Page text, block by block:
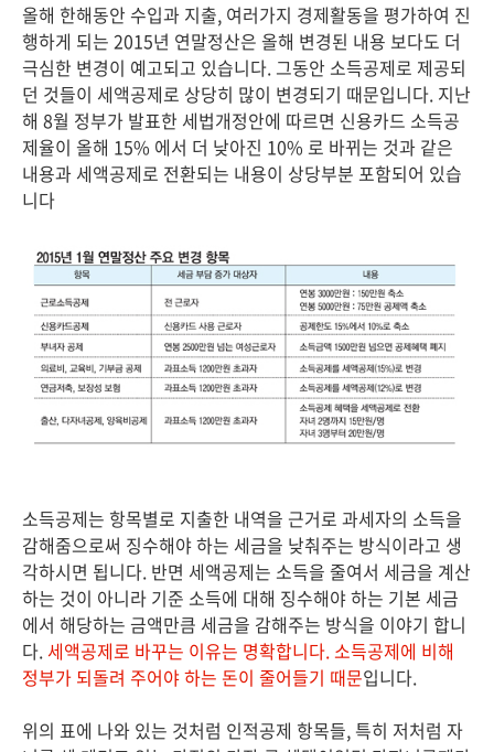
올해 한해동안 수입과 지출, 여러가지 경제활동을 평가하여 진
행하게 되는 2015년 연말정산은 올해 변경된 내용 보다도 더
극심한 변경이 예고되고 있습니다. 그동안 소득공제로 제공되
던 것들이 세액공제로 상당히 많이 변경되기 때문입니다. 지난
해 8월 정부가 발표한 세법개정안에 따르면 신용카드 소득공
제율이 올해 15% 에서 더 낮아진 10% 로 바뀌는 것과 같은
내용과 세액공제로 전환되는 내용이 상당부분 포함되어 있습
니다
소득공제는 항목별로 지출한 내역을 근거로 과세자의 소득을
감해줌으로써 징수해야 하는 세금을 낮춰주는 방식이라고 생
각하시면 됩니다. 반면 세액공제는 소득을 줄여서 세금을 계산
하는 것이 아니라 기준 소득에 대해 징수해야 하는 기본 세금
에서 해당하는 금액만큼 세금을 감해주는 방식을 이야기 합니
다.세액공제로 바꾸는 이유는 명확합니다. 소득공제에 비해
정부가 되돌려 주어야 하는 돈이 줄어들기 때문입니다.
위의 표에 나와 있는 것처럼 인적공제 항목들, 특히 저처럼 자